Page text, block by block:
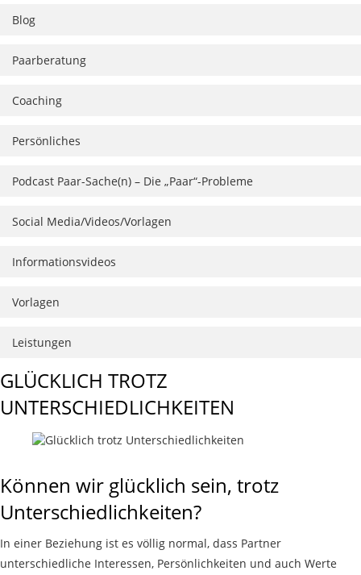
Blog
Paarberatung
Coaching
Persönliches
Podcast Paar-Sache(n) – Die „Paar“-Probleme
Social Media/Videos/Vorlagen
Informationsvideos
Vorlagen
Leistungen
GLÜCKLICH TROTZ
UNTERSCHIEDLICHKEITEN
Können wir glücklich sein, trotz
Unterschiedlichkeiten?
In einer Beziehung ist es völlig normal, dass Partner
unterschiedliche Interessen, Persönlichkeiten und auch Werte